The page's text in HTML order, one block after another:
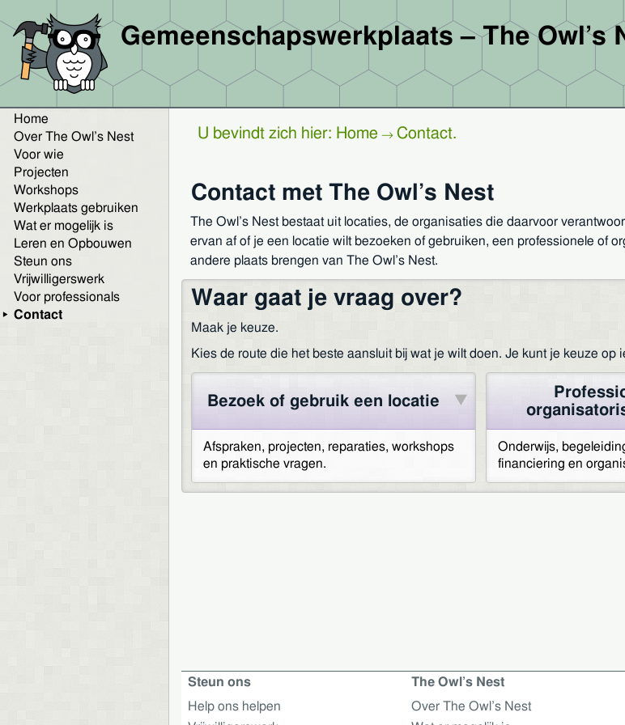
Gemeenschapswerkplaats – The Owl’s
U bevindt zich hier: Home → Contact.
Contact met The Owl’s Nest
The Owl’s Nest bestaat uit locaties, de organisaties die daarvoor
ervan af of je een locatie wilt bezoeken of gebruiken, een professionele of
andere plaats brengen van The Owl’s Nest.
Waar gaat je vraag over?
Maak je keuze.
Kies de route die het beste aansluit bij wat je wilt doen. Je kunt je keuze op
Bezoek of gebruik een locatie
Afspraken, projecten, reparaties, workshops
en praktische vragen.
Onderwijs,
financiering en
Home
Over The Owl’s Nest
Voor wie
Projecten
Workshops
Werkplaats gebruiken
Wat er mogelijk is
Leren en Opbouwen
Steun ons
Vrijwilligerswerk
Voor professionals
Contact
Steun ons
Help ons helpen
The Owl’s Nest
Over The Owl’s Nest